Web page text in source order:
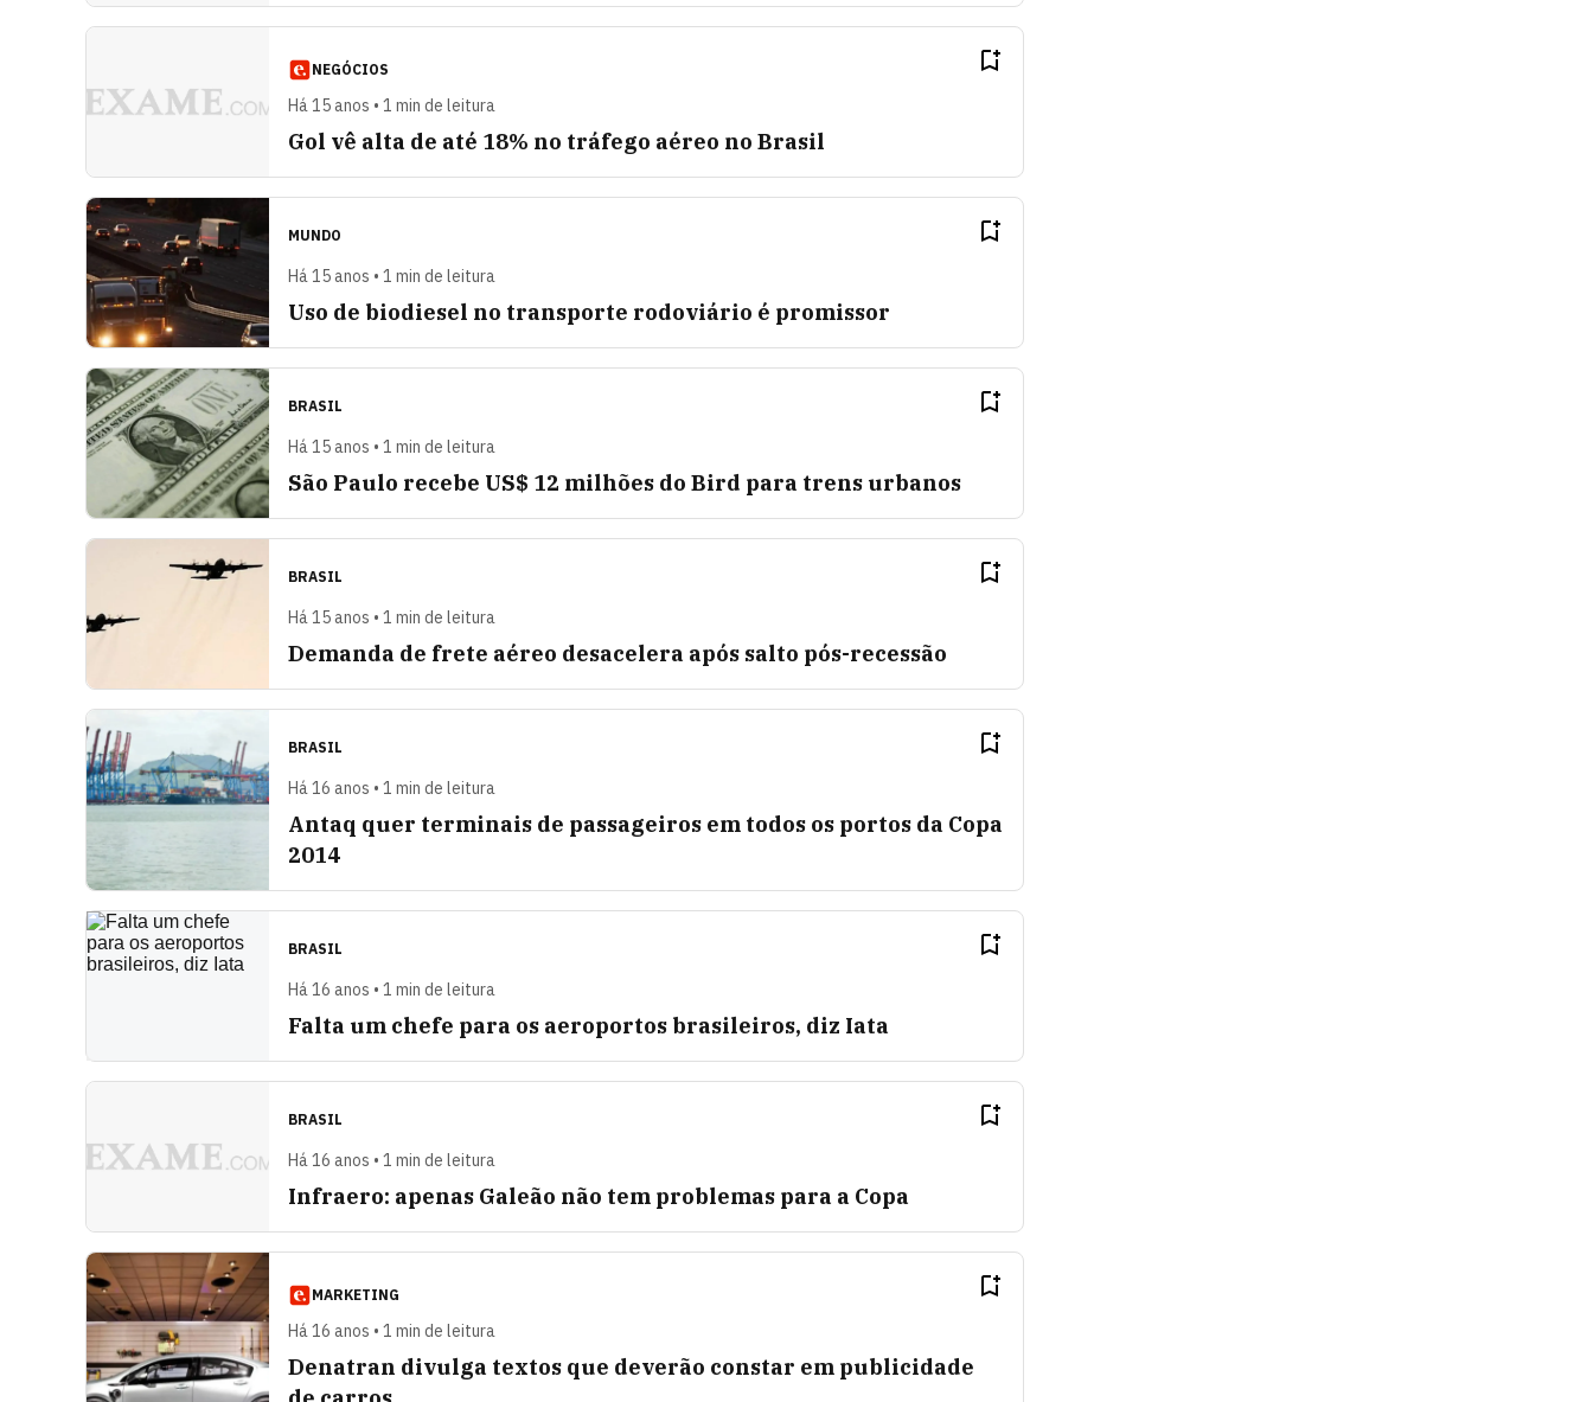
NEGÓCIOS
Há 15 anos • 1 min de leitura
Gol vê alta de até 18% no tráfego aéreo no Brasil
MUNDO
Há 15 anos • 1 min de leitura
Uso de biodiesel no transporte rodoviário é promissor
BRASIL
Há 15 anos • 1 min de leitura
São Paulo recebe US$ 12 milhões do Bird para trens urbanos
BRASIL
Há 15 anos • 1 min de leitura
Demanda de frete aéreo desacelera após salto pós-recessão
BRASIL
Há 16 anos • 1 min de leitura
Antaq quer terminais de passageiros em todos os portos da Copa
2014
BRASIL
Há 16 anos • 1 min de leitura
Falta um chefe para os aeroportos brasileiros, diz Iata
BRASIL
Há 16 anos • 1 min de leitura
Infraero: apenas Galeão não tem problemas para a Copa
MARKETING
Há 16 anos • 1 min de leitura
Denatran divulga textos que deverão constar em publicidade